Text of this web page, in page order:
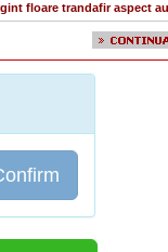
floare trandafir aspect